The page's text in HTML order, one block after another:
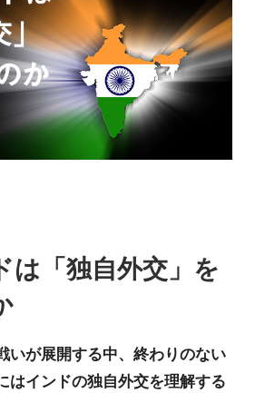
は「独自外交」を
いが展開する中、終わりのない
はインドの独自外交を理解する